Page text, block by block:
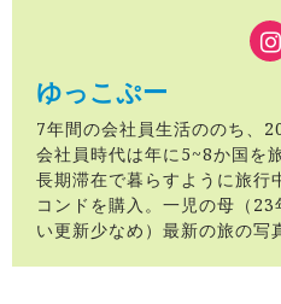
ゆっこぷー
7年間の会社員生活ののち、
会社員時代は年に5~8か国を
長期滞在で暮らすように旅
コンドを購入。一児の母（
い更新少なめ）最新の旅の